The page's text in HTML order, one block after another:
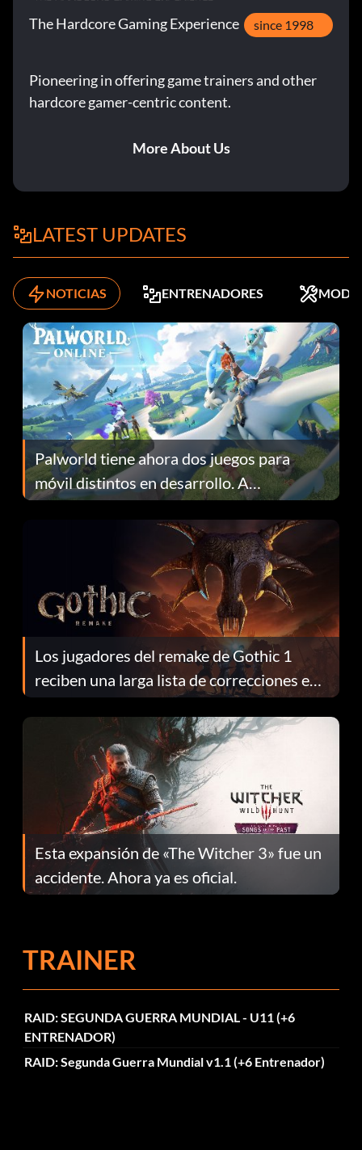
The Hardcore Gaming Experience since 1998
Pioneering in offering game trainers and other
hardcore gamer-centric content.
More About Us
LATEST UPDATES
NOTICIAS ENTRENADORES MODS
Palworld tiene ahora dos juegos para
móvil distintos en desarrollo. A
continuación te explicamos por qué.
Los jugadores del remake de Gothic 1
reciben una larga lista de correcciones en
el parche 1.0.4
Esta expansión de «The Witcher 3» fue un
accidente. Ahora ya es oficial.
TRAINER
RAID: SEGUNDA GUERRA MUNDIAL - U11 (+6
ENTRENADOR)
RAID: Segunda Guerra Mundial v1.1 (+6 Entrenador)